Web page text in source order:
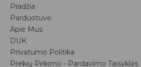
Pradžia
Parduotuvė
Apie Mus
DUK
Privatumo Politika
Prekių Pirkimo - Pardavimo Taisyklės